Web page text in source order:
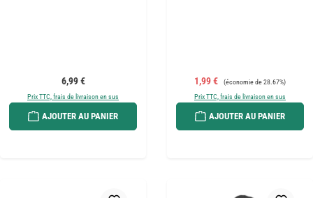
Prix régulier :
6,99 €
Prix TTC, frais de livraison en sus
AJOUTER AU PANIER
Prix de vente :
1,99 € Prix régulier :
(économie de 28.67%)
Prix TTC, frais de livraison en sus
AJOUTER AU PANIER